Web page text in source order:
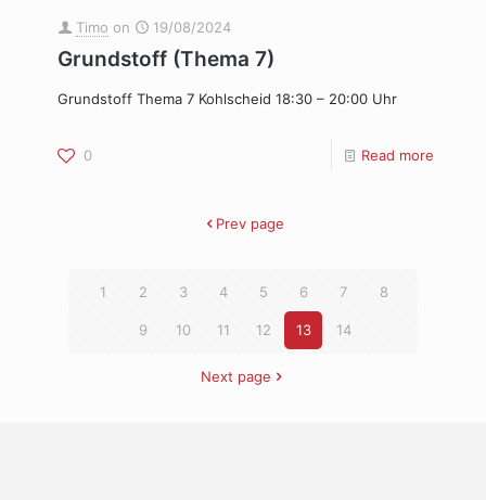
Timo on 19/08/2024
Grundstoff (Thema 7)
Grundstoff Thema 7 Kohlscheid 18:30 – 20:00 Uhr
0 Read more
Prev page
1 2 3 4 5 6 7 8
9 10 11 12 13 14
Next page